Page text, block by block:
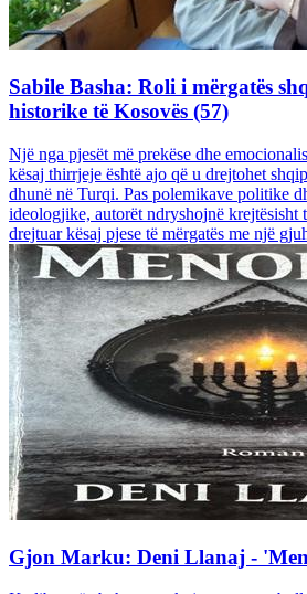
Sabile Basha: Roli i mërgatës
historike të Kosovës (57)
Një nga pjesët më prekëse dhe
kësaj thirrjeje është ajo që u drejtohet
dhunë në Turqi. Pas polemikave politike
ideologjike, autorët ndryshojnë krejtësisht
drejtuar kësaj pjese të mërgatës me një
Gjon Marku: Deni Llanaj -